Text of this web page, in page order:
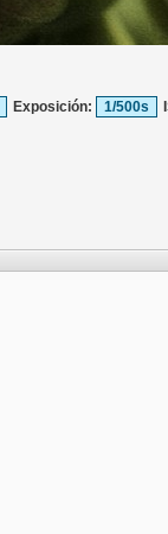
Exposición: 1/500s